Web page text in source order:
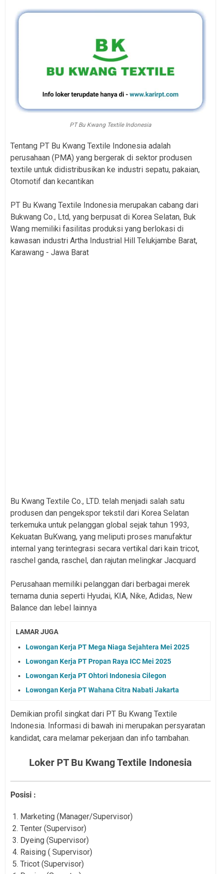
PT Bu Kwang Textile Indonesia
Tentang PT Bu Kwang Textile Indonesia adalah
perusahaan (PMA) yang bergerak di sektor produsen
textile untuk didistribusikan ke industri sepatu, pakaian,
Otomotif dan kecantikan
PT Bu Kwang Textile Indonesia merupakan cabang dari
Bukwang Co., Ltd, yang berpusat di Korea Selatan, Buk
Wang memiliki fasilitas produksi yang berlokasi di
kawasan industri Artha Industrial Hill Telukjambe Barat,
Karawang - Jawa Barat
Bu Kwang Textile Co., LTD. telah menjadi salah satu
produsen dan pengekspor tekstil dari Korea Selatan
terkemuka untuk pelanggan global sejak tahun 1993,
Kekuatan BuKwang, yang meliputi proses manufaktur
internal yang terintegrasi secara vertikal dari kain tricot,
raschel ganda, raschel, dan rajutan melingkar Jacquard
Perusahaan memiliki pelanggan dari berbagai merek
ternama dunia seperti Hyudai, KIA, Nike, Adidas, New
Balance dan lebel lainnya
LAMAR JUGA
Lowongan Kerja PT Mega Niaga Sejahtera Mei 2025
Lowongan Kerja PT Propan Raya ICC Mei 2025
Lowongan Kerja PT Ohtori Indonesia Cilegon
Lowongan Kerja PT Wahana Citra Nabati Jakarta
Demikian profil singkat dari PT Bu Kwang Textile
Indonesia. Informasi di bawah ini merupakan persyaratan
kandidat, cara melamar pekerjaan dan info tambahan.
Loker PT Bu Kwang Textile Indonesia
Posisi :
Marketing (Manager/Supervisor)
Tenter (Supervisor)
Dyeing (Supervisor)
Raising ( Supervisor)
Tricot (Supervisor)